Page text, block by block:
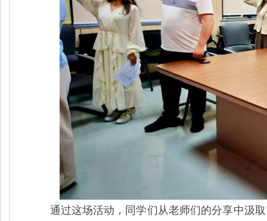
通过这场活动，同学们从老师们的分享中汲